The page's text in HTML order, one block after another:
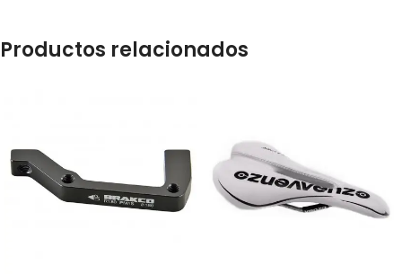
Productos relacionados